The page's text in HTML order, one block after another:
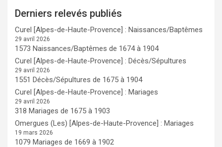
Derniers relevés publiés
Curel [Alpes-de-Haute-Provence] : Naissances/Baptêmes
29 avril 2026
1573 Naissances/Baptêmes de 1674 à 1904
Curel [Alpes-de-Haute-Provence] : Décès/Sépultures
29 avril 2026
1551 Décès/Sépultures de 1675 à 1904
Curel [Alpes-de-Haute-Provence] : Mariages
29 avril 2026
318 Mariages de 1675 à 1903
Omergues (Les) [Alpes-de-Haute-Provence] : Mariages
19 mars 2026
1079 Mariages de 1669 à 1902